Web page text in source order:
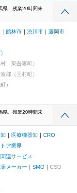
県、残業20時間未
館林市 渋川市
藤岡市
、東吾妻町）
郡（玉村町）
）
県、残業20時間未
医療機器卸
CRO
ア業界
連サービス
メーカー SMO
CSO